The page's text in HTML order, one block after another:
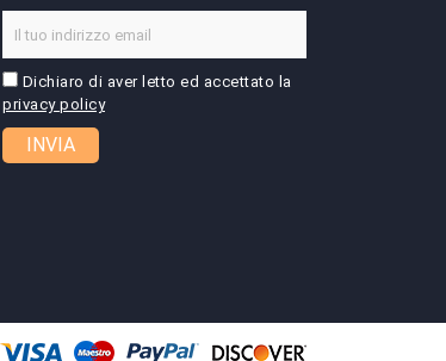
Dichiaro di aver letto ed accettato la
privacy policy
INVIA